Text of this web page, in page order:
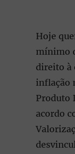
Hoje
mínimo
direito à
inflação
Produto
acordo